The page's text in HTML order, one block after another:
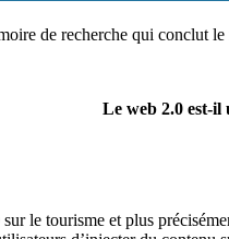
de recherche qui conclut
Le web 2.0 est-il
le tourisme et plus